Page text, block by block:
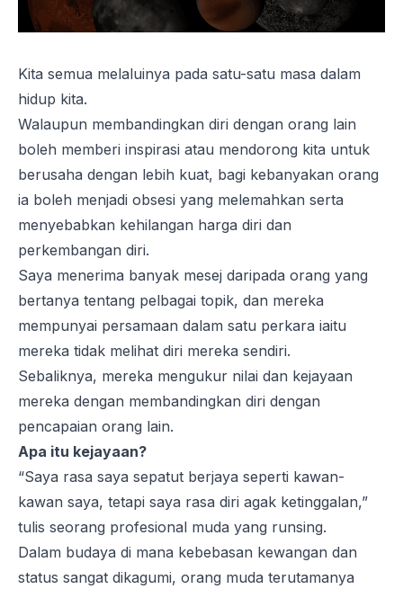
Kita semua melaluinya pada satu-satu masa dalam
hidup kita.
Walaupun membandingkan diri dengan orang lain
boleh memberi inspirasi atau mendorong kita untuk
berusaha dengan lebih kuat, bagi kebanyakan orang
ia boleh menjadi obsesi yang melemahkan serta
menyebabkan kehilangan harga diri dan
perkembangan diri.
Saya menerima banyak mesej daripada orang yang
bertanya tentang pelbagai topik, dan mereka
mempunyai persamaan dalam satu perkara iaitu
mereka tidak melihat diri mereka sendiri.
Sebaliknya, mereka mengukur nilai dan kejayaan
mereka dengan membandingkan diri dengan
pencapaian orang lain.
Apa itu kejayaan?
“Saya rasa saya sepatut berjaya seperti kawan-
kawan saya, tetapi saya rasa diri agak ketinggalan,”
tulis seorang profesional muda yang runsing.
Dalam budaya di mana kebebasan kewangan dan
status sangat dikagumi, orang muda terutamanya